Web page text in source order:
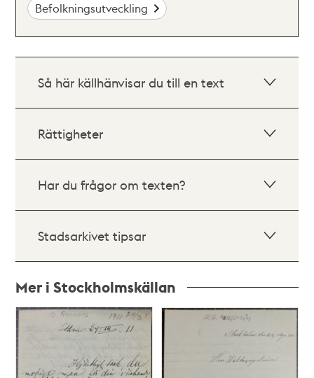
Befolkningsutveckling
Så här källhänvisar du till en text
Rättigheter
Har du frågor om texten?
Stadsarkivet tipsar
Mer i Stockholmskällan
Relaterade
poster
och